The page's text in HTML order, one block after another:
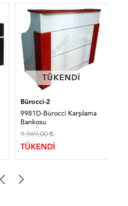
TÜKENDI
TÜKENDI
Bürocci-2
9981D-Bürocci Karşılama
Bankosu
9.969,00
TÜKENDİ